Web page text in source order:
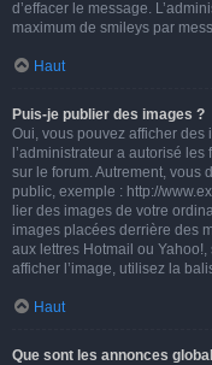
d’effacer le message.
maximum de smileys par
Haut
Puis-je publier des images ?
Oui, vous pouvez afficher des
l’administrateur a autorisé
sur le forum. Autrement, vous
public, exemple : http://
lier des images de votre
images placées derrière des
aux lettres Hotmail ou
afficher l’image, utilisez la
Haut
Que sont les annonces